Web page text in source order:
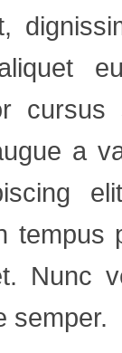
a
tempus
Nunc
semper.